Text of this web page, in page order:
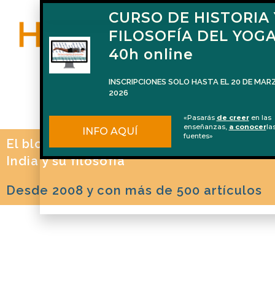
El blog de Naren Herrero sobre Yoga, la
India y su filosofía
Desde 2008 y con más de 500 artículos
CURSO DE HISTORIA
FILOSOFÍA DEL
40h online
INSCRIPCIONES SOLO HASTA EL 20 DE
2026
INFO AQUÍ
«Pasarás de creeren las
enseñanzas, a conocer
fuentes»
FORMACIÓN DE
PROFESORES DE
FILOSOFÍA DEL YOGA
Del 2 de octubre de 2026 al 22 de
INFO AQUÍ
La formación en español que te
profesional